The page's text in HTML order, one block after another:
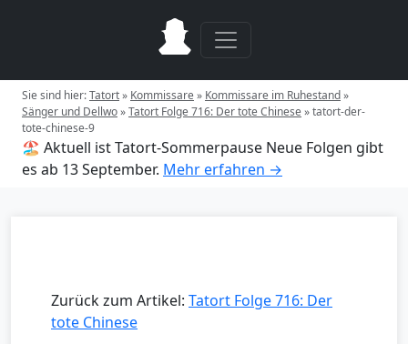
Sie sind hier:Tatort» Kommissare» Kommissare im Ruhestand»
Sänger und Dellwo»Tatort Folge 716: Der tote Chinese»tatort-der-
tote-chinese-9
🏖️ Aktuell ist Tatort-Sommerpause Neue Folgen gibt
es ab 13 September. Mehr erfahren →
Zurück zum Artikel: Tatort Folge 716: Der
tote Chinese